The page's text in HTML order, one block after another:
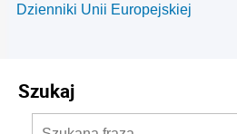
Dzienniki Unii Europejskiej
Szukaj